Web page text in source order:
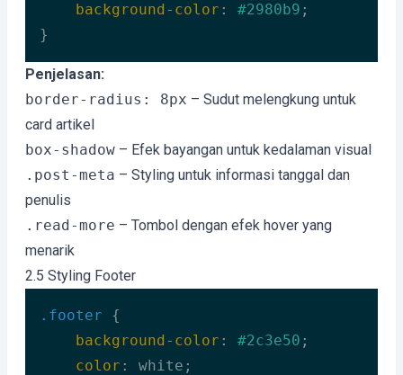
background-color : #2980b9 ;
}
Code language:
Penjelasan:
border-radius: 8px – Sudut melengkung untuk
card artikel
box-shadow – Efek bayangan untuk kedalaman visual
.post-meta – Styling untuk informasi tanggal dan
penulis
.read-more – Tombol dengan efek hover yang
menarik
2.5 Styling Footer
.footer {
background-color : #2c3e50 ;
color : white;